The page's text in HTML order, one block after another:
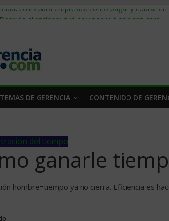
Stablecoins para empresas: cómo pagar y cobrar en
Trabajo forzoso en la cadena de suministro: qué
Mercado hispano de EE. UU.: cómo segmentarlo y
TEMAS DE GERENCIA CONTENIDO DE
del tiempo
ganarle
hombre=tiempo ya no cierra. Eficiencia es